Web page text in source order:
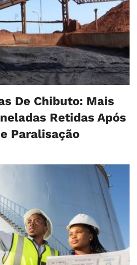
De Chibuto: Mais
Retidas Após
Paralisação